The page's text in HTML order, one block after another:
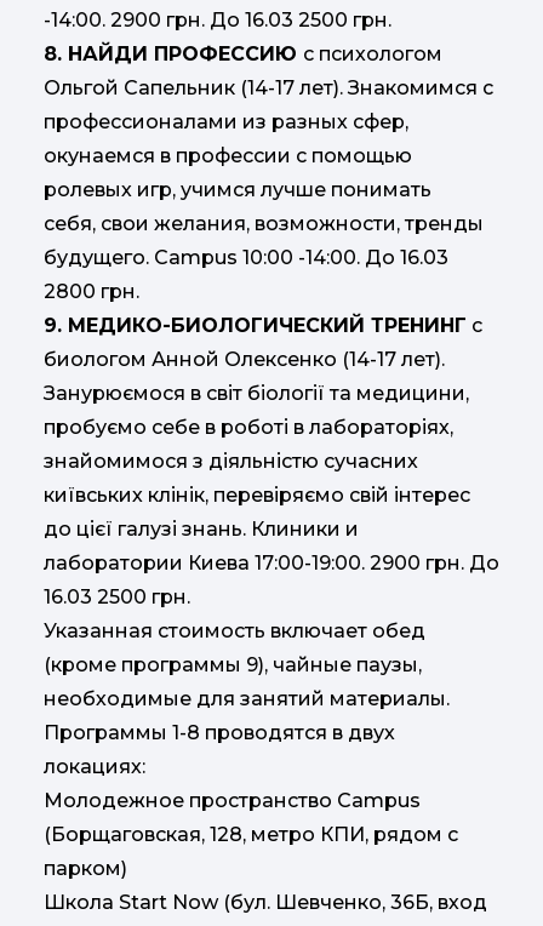
-14:00. 2900 грн. До 16.03 2500 грн.
8. НАЙДИ ПРОФЕССИЮ с психологом
Ольгой Сапельник (14-17 лет). Знакомимся с
профессионалами из разных сфер,
окунаемся в профессии с помощью
ролевых игр, учимся лучше понимать
себя, свои желания, возможности, тренды
будущего. Campus 10:00 -14:00. До 16.03
2800 грн.
9. МЕДИКО-БИОЛОГИЧЕСКИЙ ТРЕНИНГ с
биологом Анной Олексенко (14-17 лет).
Занурюємося в світ біології та медицини,
пробуємо себе в роботі в лабораторіях,
знайомимося з діяльністю сучасних
київських клінік, перевіряємо свій інтерес
до цієї галузі знань. Клиники и
лаборатории Киева 17:00-19:00. 2900 грн. До
16.03 2500 грн.
Указанная стоимость включает обед
(кроме программы 9), чайные паузы,
необходимые для занятий материалы.
Программы 1-8 проводятся в двух
локациях:
Молодежное пространство Campus
(Борщаговская, 128, метро КПИ, рядом с
парком)
Школа Start Now (бул. Шевченко, 36Б, вход